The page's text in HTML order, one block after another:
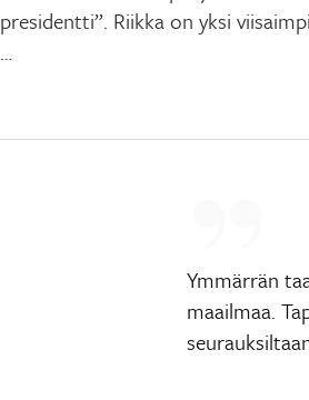
presidentti”. Riikka on yksi
…
Ymmärrän
maailmaa.